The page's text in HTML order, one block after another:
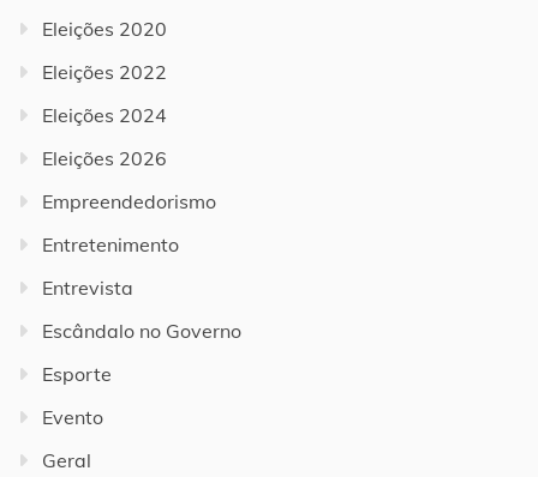
Eleições 2020
Eleições 2022
Eleições 2024
Eleições 2026
Empreendedorismo
Entretenimento
Entrevista
Escândalo no Governo
Esporte
Evento
Geral